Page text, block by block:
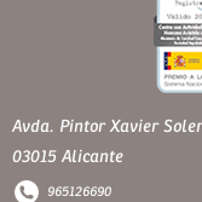
Avda. Pintor Xavier
03015 Alicante
965126690